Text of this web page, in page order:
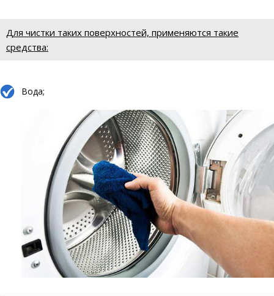
Для чистки таких поверхностей, применяются такие
средства:
Вода;